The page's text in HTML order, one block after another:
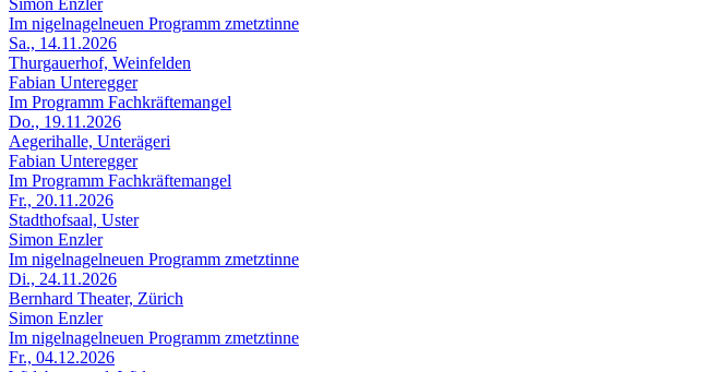
Simon Enzler
Im nigelnagelneuen Programm zmetztinne
Sa., 14.11.2026
Thurgauerhof, Weinfelden
Fabian Unteregger
Im Programm Fachkräftemangel
Do., 19.11.2026
Aegerihalle, Unterägeri
Fabian Unteregger
Im Programm Fachkräftemangel
Fr., 20.11.2026
Stadthofsaal, Uster
Simon Enzler
Im nigelnagelneuen Programm zmetztinne
Di., 24.11.2026
Bernhard Theater, Zürich
Simon Enzler
Im nigelnagelneuen Programm zmetztinne
Fr., 04.12.2026